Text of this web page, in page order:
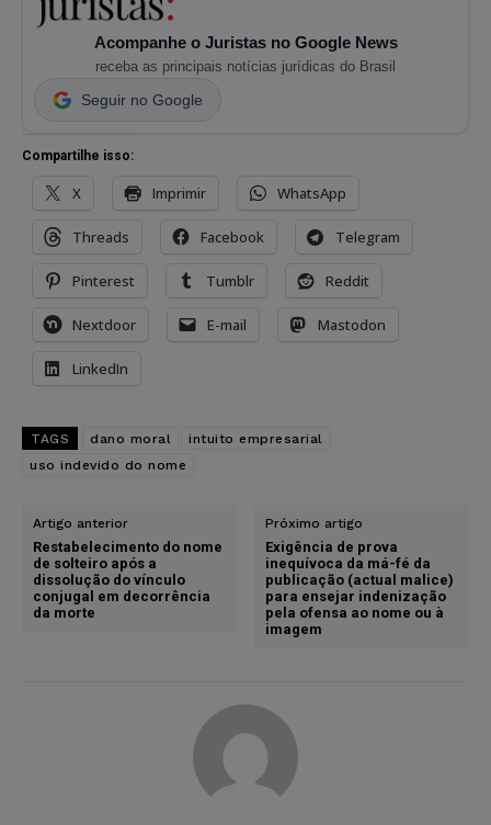
Acompanhe o Juristas no Google News
receba as principais notícias jurídicas do Brasil
Seguir no Google
Compartilhe isso:
X Imprimir WhatsApp
Threads Facebook Telegram
Pinterest Tumblr Reddit
Nextdoor E-mail Mastodon
LinkedIn
TAGS dano moral
intuito empresarial
uso indevido do nome
Artigo anterior
Restabelecimento do nome
de solteiro após a
dissolução do vínculo
conjugal em decorrência
da morte
Próximo artigo
Exigência de prova
inequívoca da má-fé da
publicação (actual malice)
para ensejar indenização
pela ofensa ao nome ou à
imagem